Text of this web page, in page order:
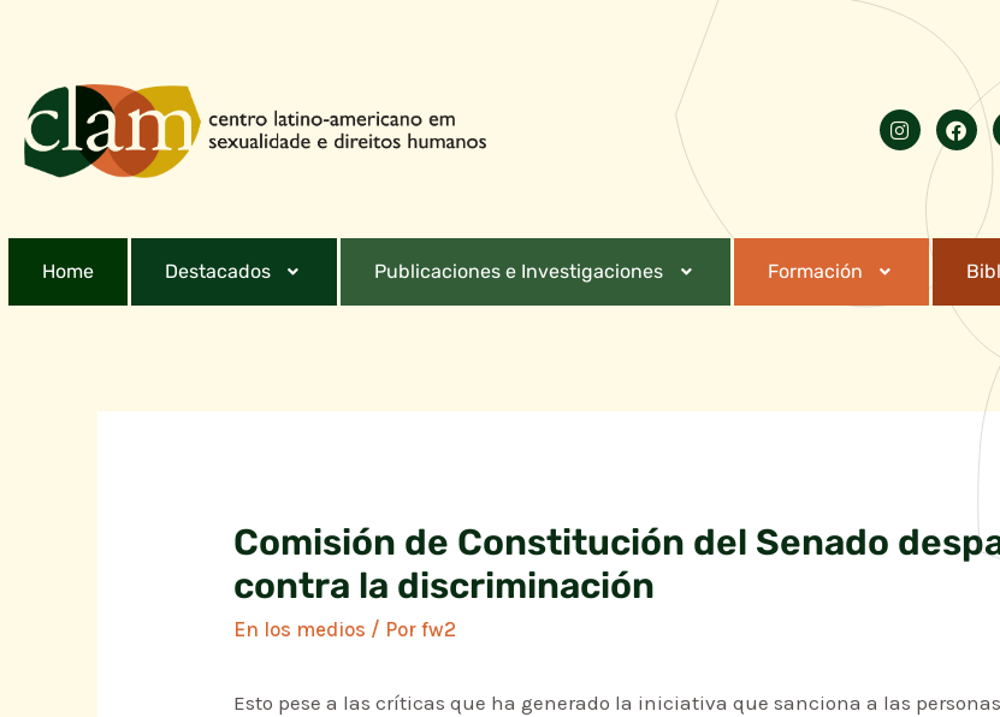
Home Destacados Publicaciones e Investigaciones Formación
Comisión de Constitución del Senado
contra la discriminación
En los medios / Porfw2
Esto pese a las críticas que ha generado la iniciativa que sanciona a las